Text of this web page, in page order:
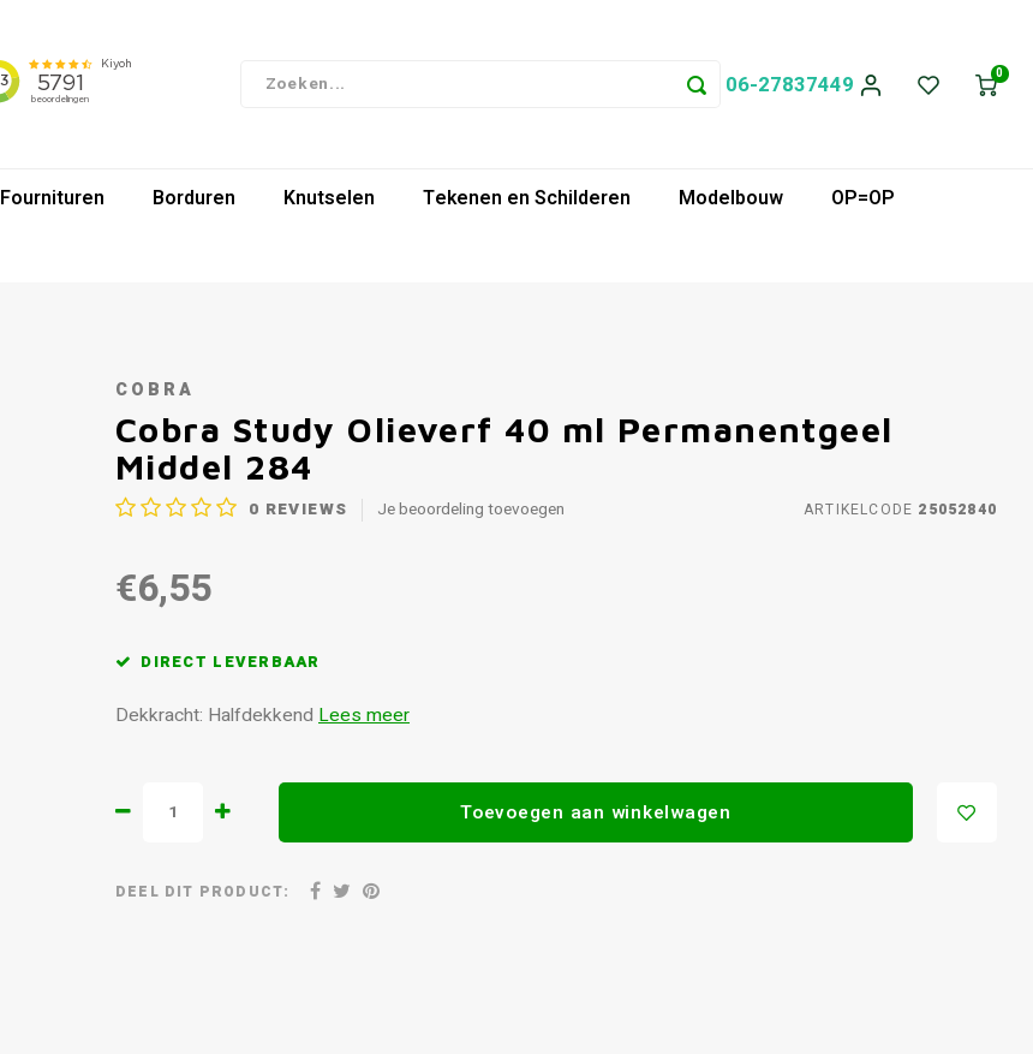
06-27837449 0
Fournituren Borduren Knutselen Tekenen en Schilderen Modelbouw
OP=OP
COBRA
Cobra Study Olieverf 40 ml Permanentgeel
Middel 284
0 REVIEWS Je beoordeling toevoegen ARTIKELCODE 25052840
€6,55
DIRECT LEVERBAAR
Dekkracht: Halfdekkend Lees meer
Toevoegen aan winkelwagen
DEEL DIT PRODUCT: